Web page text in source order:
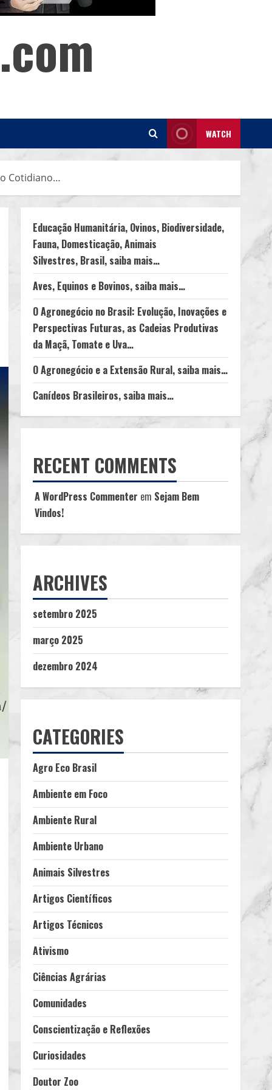
WATCH
Cotidiano…
Educação Humanitária, Ovinos, Biodiversidade,
Fauna, Domesticação, Animais
Silvestres, Brasil, saiba mais…
Aves, Equinos e Bovinos, saiba mais…
O Agronegócio no Brasil: Evolução, Inovações e
Perspectivas Futuras, as Cadeias Produtivas
da Maçã, Tomate e Uva…
O Agronegócio e a Extensão Rural, saiba mais…
Canídeos Brasileiros, saiba mais…
RECENT COMMENTS
A WordPress Commenter em Sejam Bem
Vindos!
ARCHIVES
setembro 2025
março 2025
dezembro 2024
CATEGORIES
Agro Eco Brasil
Ambiente em Foco
Ambiente Rural
Ambiente Urbano
Animais Silvestres
Artigos Científicos
Artigos Técnicos
Ativismo
Ciências Agrárias
Comunidades
Conscientização e Reflexões
Curiosidades
Doutor Zoo